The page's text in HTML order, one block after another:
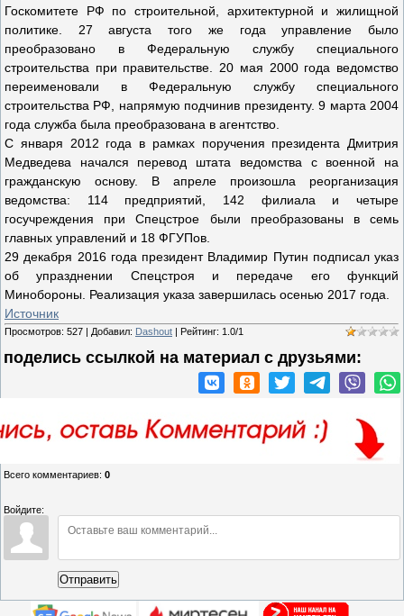
Госкомитете РФ по строительной, архитектурной и жилищной
политике. 27 августа того же года управление было
преобразовано в Федеральную службу специального
строительства при правительстве. 20 мая 2000 года ведомство
переименовали в Федеральную службу специального
строительства РФ, напрямую подчинив президенту. 9 марта 2004
года служба была преобразована в агентство.
С января 2012 года в рамках поручения президента Дмитрия
Медведева начался перевод штата ведомства с военной на
гражданскую основу. В апреле произошла реорганизация
ведомства: 114 предприятий, 142 филиала и четыре
госучреждения при Спецстрое были преобразованы в семь
главных управлений и 18 ФГУПов.
29 декабря 2016 года президент Владимир Путин подписал указ
об упразднении Спецстроя и передаче его функций
Минобороны. Реализация указа завершилась осенью 2017 года.
Источник
Просмотров: 527 | Добавил: Dashout | Рейтинг: 1.0/1
поделись ссылкой на материал c друзьями:
Всего комментариев: 0
Войдите:
Отправить